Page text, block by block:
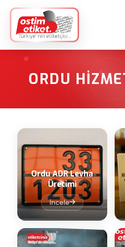
ORDU
Ordu ADR Levha
Üretimi
İncele